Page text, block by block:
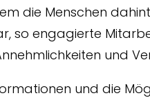
die Menschen
so engagierte
und
und die